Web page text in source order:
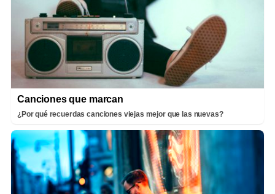
Canciones que marcan
¿Por qué recuerdas canciones viejas mejor que las nuevas?